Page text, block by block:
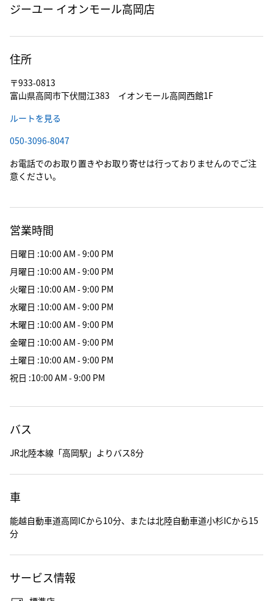
ジーユー イオンモール高岡店
住所
〒933-0813
富山県高岡市下伏間江383 イオンモール高岡西館1F
ルートを見る
050-3096-8047
お電話でのお取り置きやお取り寄せは行っておりませんのでご注
意ください。
営業時間
日曜日 :10:00 AM - 9:00 PM
月曜日 :10:00 AM - 9:00 PM
火曜日 :10:00 AM - 9:00 PM
水曜日 :10:00 AM - 9:00 PM
木曜日 :10:00 AM - 9:00 PM
金曜日 :10:00 AM - 9:00 PM
土曜日 :10:00 AM - 9:00 PM
祝日 :10:00 AM - 9:00 PM
バス
JR北陸本線「高岡駅」よりバス8分
車
能越自動車道高岡ICから10分、または北陸自動車道小杉ICから15
分
サービス情報